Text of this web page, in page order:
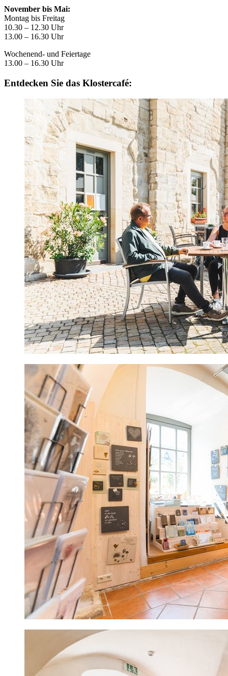
November bis Mai:
Montag bis Freitag
10.30 – 12.30 Uhr
13.00 – 16.30 Uhr
Wochenend- und Feiertage
13.00 – 16.30 Uhr
Entdecken Sie das Klostercafé: